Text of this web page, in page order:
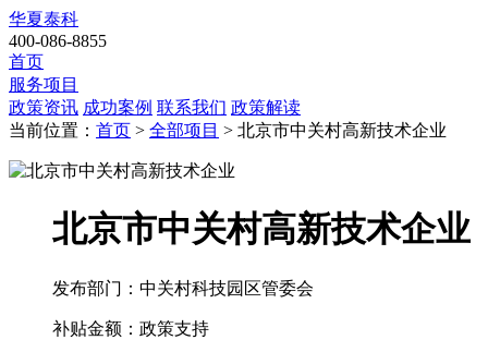
华夏泰科
400-086-8855
首页
服务项目
政策资讯 成功案例 联系我们 政策解读
当前位置： 首页 > 全部项目 > 北京市中关村高新技术企业
北京市中关村高新技术企业
发布部门：中关村科技园区管委会
补贴金额： 政策支持